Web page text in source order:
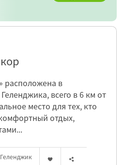
расположена в
всего в 6 км от
место для тех, кто
отдых,